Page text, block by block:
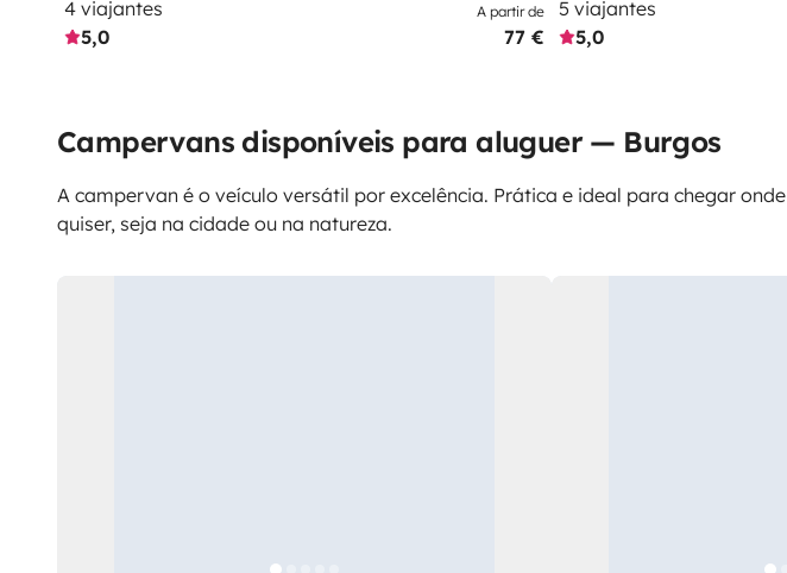
4 viajantes
5,0
A partir de
77 €
5 viajantes
5,0
Campervans disponíveis para aluguer — Burgos
A campervan é o veículo versátil por excelência. Prática e ideal para chegar onde
quiser, seja na cidade ou na natureza.